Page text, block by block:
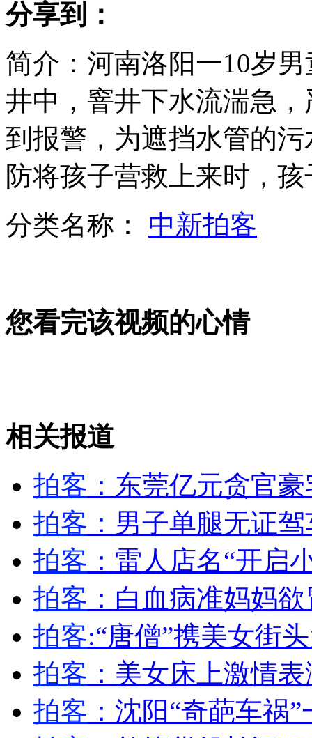
东莞亿元贪官豪宅如“城堡”
外国男子被指发廊骚扰女性 直言在“泡妞”
实拍:大批民警搜山解救被绑架富商
女孩北京地铁殴打老人 痛下狠手拳打脚踢
无痛分娩是否安全 医生回应
外交部：反对强权政治霸凌主义
外交部：有关国家言论片面不公正
安徽一实载49人客车翻车
走！跟着总书记去植树
分享到：
简介：河南洛阳一10岁
井中，窨井下水流湍急
到报警，为遮挡水管的
防将孩子营救上来时，
分类名称： 中新拍客
您看完该视频的心情
相关报道
拍客 ：东莞亿元贪官
拍客 ：男子单腿无证
拍客 ：雷人店名“开启
拍客 ：白血病准妈妈
拍客:“唐僧”携美女街
拍客 ：美女床上激情
拍客 ：沈阳“奇葩车祸